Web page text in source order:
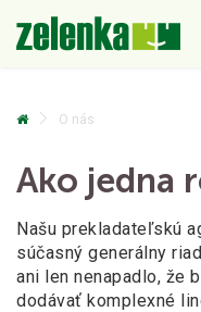
O nás
Ako jedna
Našu prekladateľskú
súčasný generálny
ani len nenapadlo, že
dodávať komplexné